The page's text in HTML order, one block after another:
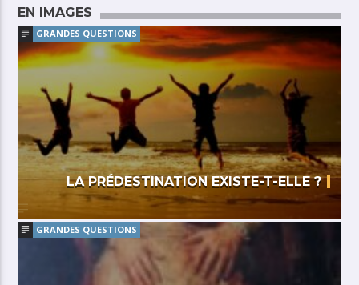
EN IMAGES
GRANDES QUESTIONS
LA PRÉDESTINATION EXISTE-T-ELLE ?
GRANDES QUESTIONS